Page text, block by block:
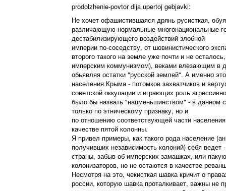
prodolzhenie-povtor dlja upertoj gebjavki:
Не хочет офашистившаяся дрянь русисткая,
различающую нормальные многонациональные
дестабилизирующего воздействий злобной
империи по-соседству, от шовинистического
второго такого на земле уже почти и не
имперским коммунизмом), веками влезающим в
обьявляя остатки "русской землей". А именно
населения Крыма - потомков захватчиков и
советской оккупации и играющих роль
было бы назвать "нацменьшинством" - в данном
только по этническому признаку, но и
по отношению соответствующей части
качестве пятой колонны.
Я привел примеры, как такого рода население
получивших независимость колоний) себя
страны, забыв об имперских замашках, или
колонизаторов, но не остаются в качестве
Несмотря на это, чекисткая шавка кричит о
россии, которую шавка проталкивает, важны не